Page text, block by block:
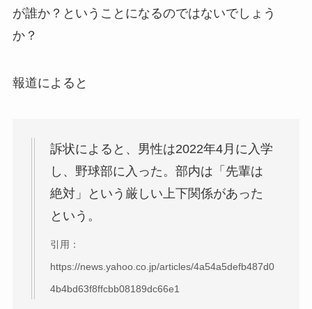
が誰か？ということになるのではないでしょう
か？
報道によると
訴状によると、男性は2022年4月に入学
し、野球部に入った。部内は「先輩は
絶対」という厳しい上下関係があった
という。
引用：
https://news.yahoo.co.jp/articles/4a54a5defb487d0
4b4bd63f8ffcbb08189dc66e1